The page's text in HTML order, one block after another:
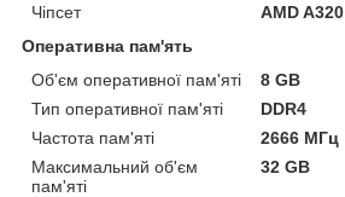
Чіпсет
AMD A320
Оперативна пам'ять
Об'єм оперативної пам'яті
8 GB
Тип оперативної пам'яті
DDR4
Частота пам'яті
2666 МГц
Максимальний об'єм
пам'яті
32 GB